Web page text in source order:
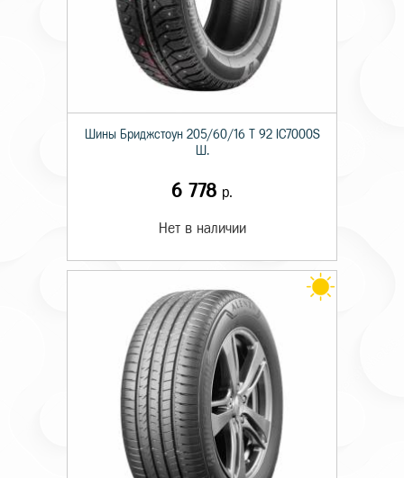
Шины Бриджстоун 205/60/16 T 92 IC7000S
Ш.
6 778 р.
Нет в наличии